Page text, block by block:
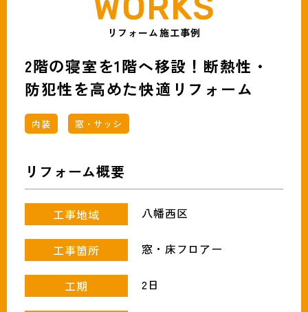
会社概要
無料見積・お問合わせ
営業時間:月〜土（9時〜18時）
リフォーム施工事例
2階の寝室を1階へ移設！断熱性・
防犯性を高めた快適リフォーム
内装 窓・サッシ
リフォーム概要
工事地域 八幡西区
工事箇所 窓・床フロアー
工期 2日